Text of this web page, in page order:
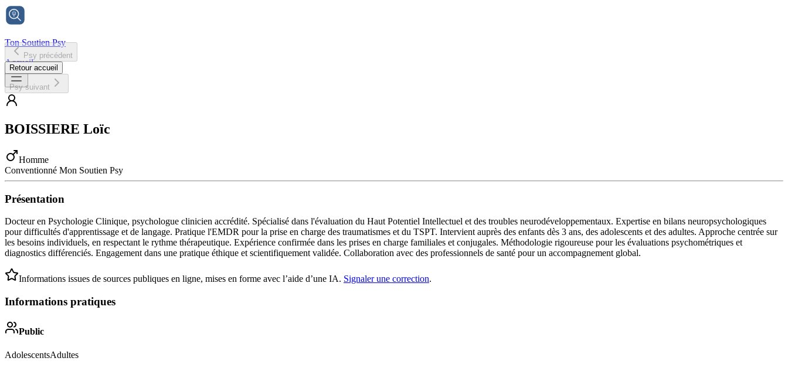
Ton Soutien Psy
Accueil
Psy précédent
Retour accueil
Psy suivant
BOISSIERE Loïc
Homme
Conventionné Mon Soutien Psy
Présentation
Docteur en Psychologie Clinique, psychologue clinicien accrédité. Spécialisé dans l'évaluation du Haut Potentiel Intellectuel et des troubles neurodéveloppementaux. Expertise en bilans neuropsychologiques
pour difficultés d'apprentissage et de langage. Pratique l'EMDR pour la prise en charge des traumatismes et du TSPT. Intervient auprès des enfants dès 3 ans, des adolescents et des adultes. Approche centrée sur
les besoins individuels, en respectant le rythme thérapeutique. Expérience confirmée dans les prises en charge familiales et conjugales. Méthodologie rigoureuse pour les évaluations psychométriques et
diagnostics différenciés. Engagement dans une pratique éthique et scientifiquement validée. Collaboration avec des professionnels de santé pour un accompagnement global.
Informations issues de sources publiques en ligne, mises en forme avec l’aide d’une IA. Signaler une correction.
Informations pratiques
Public
AdolescentsAdultes